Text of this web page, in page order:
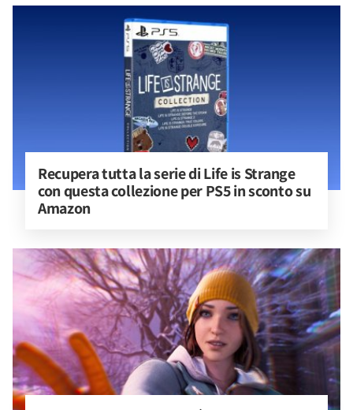
Recupera tutta la serie di Life is Strange
con questa collezione per PS5 in sconto su
Amazon